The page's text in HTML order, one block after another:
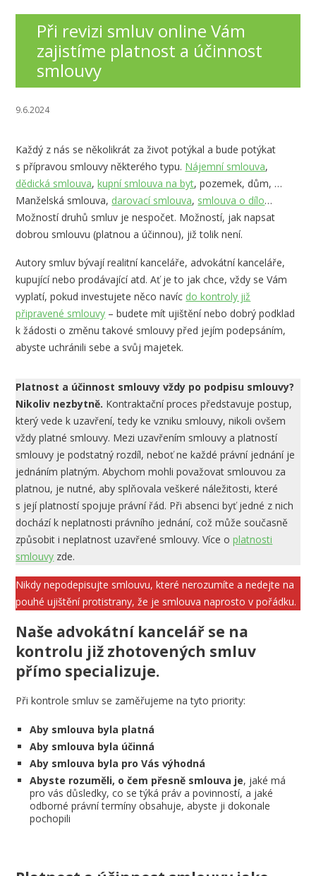
Při revizi smluv online Vám
zajistíme platnost a účinnost
smlouvy
9.6.2024
Každý z nás se několikrát za život potýkal a bude potýkat
s přípravou smlouvy některého typu. Nájemní smlouva,
dědická smlouva,kupní smlouva na byt, pozemek, dům, …
Manželská smlouva, darovací smlouva, smlouva o dílo…
Možností druhů smluv je nespočet. Možností, jak napsat
dobrou smlouvu (platnou a účinnou), již tolik není.
Autory smluv bývají realitní kanceláře, advokátní kanceláře,
kupující nebo prodávající atd. Ať je to jak chce, vždy se Vám
vyplatí, pokud investujete něco navíc do kontroly již
připravené smlouvy – budete mít ujištění nebo dobrý podklad
k žádosti o změnu takové smlouvy před jejím podepsáním,
abyste uchránili sebe a svůj majetek.
Platnost a účinnost smlouvy vždy po podpisu smlouvy?
Nikoliv nezbytně. Kontraktační proces představuje postup,
který vede k uzavření, tedy ke vzniku smlouvy, nikoli ovšem
vždy platné smlouvy. Mezi uzavřením smlouvy a platností
smlouvy je podstatný rozdíl, neboť ne každé právní jednání je
jednáním platným. Abychom mohli považovat smlouvou za
platnou, je nutné, aby splňovala veškeré náležitosti, které
s její platností spojuje právní řád. Při absenci byť jedné z nich
dochází k neplatnosti právního jednání, což může současně
způsobit i neplatnost uzavřené smlouvy. Více oplatnosti
smlouvy zde.
Nikdy nepodepisujte smlouvu, které nerozumíte a nedejte na
pouhé ujištění protistrany, že je smlouva naprosto v pořádku.
Naše advokátní kancelář se na
kontrolu již zhotovených smluv
přímo specializuje.
Při kontrole smluv se zaměřujeme na tyto priority:
Aby smlouva byla platná
Aby smlouva byla účinná
Aby smlouva byla pro Vás výhodná
Abyste rozuměli, o čem přesně smlouva je, jaké má
pro vás důsledky, co se týká práv a povinností, a jaké
odborné právní termíny obsahuje, abyste ji dokonale
pochopili